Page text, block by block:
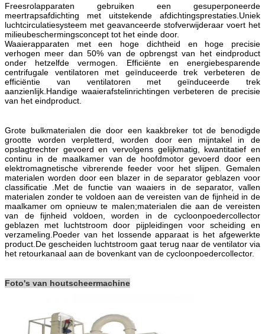
Freesrolapparaten gebruiken een gesuperponeerde
meertrapsafdichting met uitstekende afdichtingsprestaties.Uniek
luchtcirculatiesysteem met geavanceerde stofverwijderaar voert het
milieubeschermingsconcept tot het einde door.
Waaierapparaten met een hoge dichtheid en hoge precisie
verhogen meer dan 50% van de opbrengst van het eindproduct
onder hetzelfde vermogen. Efficiënte en energiebesparende
centrifugale ventilatoren met geïnduceerde trek verbeteren de
efficiëntie van ventilatoren met geïnduceerde trek
aanzienlijk.Handige waaierafstelinrichtingen verbeteren de precisie
van het eindproduct.
Grote bulkmaterialen die door een kaakbreker tot de benodigde
grootte worden verpletterd, worden door een mijntakel in de
opslagtrechter gevoerd en vervolgens gelijkmatig, kwantitatief en
continu in de maalkamer van de hoofdmotor gevoerd door een
elektromagnetische vibrerende feeder voor het slijpen. Gemalen
materialen worden door een blazer in de separator geblazen voor
classificatie .Met de functie van waaiers in de separator, vallen
materialen zonder te voldoen aan de vereisten van de fijnheid in de
maalkamer om opnieuw te malen;materialen die aan de vereisten
van de fijnheid voldoen, worden in de cycloonpoedercollector
geblazen met luchtstroom door pijpleidingen voor scheiding en
verzameling.Poeder van het lossende apparaat is het afgewerkte
product.De gescheiden luchtstroom gaat terug naar de ventilator via
het retourkanaal aan de bovenkant van de cycloonpoedercollector.
Foto's van houtscheermachine